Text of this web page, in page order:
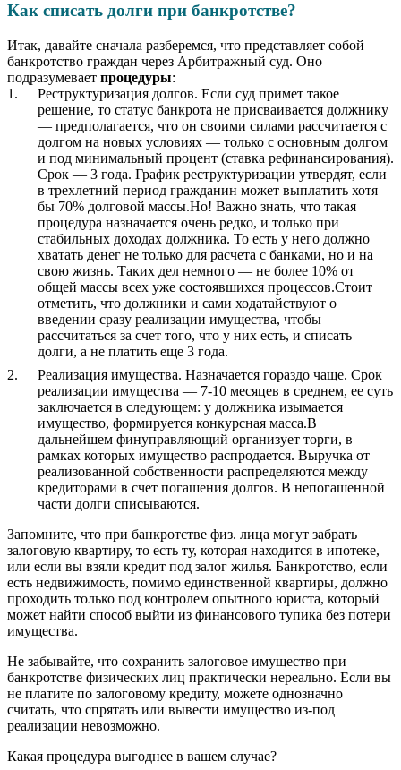
Как списать долги при банкротстве?
Итак, давайте сначала разберемся, что представляет собой
банкротство граждан через Арбитражный суд. Оно
подразумевает процедуры:
Реструктуризация долгов. Если суд примет такое
решение, то статус банкрота не присваивается должнику
— предполагается, что он своими силами рассчитается с
долгом на новых условиях — только с основным долгом
и под минимальный процент (ставка рефинансирования).
Срок — 3 года. График реструктуризации утвердят, если
в трехлетний период гражданин может выплатить хотя
бы 70% долговой массы.Но! Важно знать, что такая
процедура назначается очень редко, и только при
стабильных доходах должника. То есть у него должно
хватать денег не только для расчета с банками, но и на
свою жизнь. Таких дел немного — не более 10% от
общей массы всех уже состоявшихся процессов.Стоит
отметить, что должники и сами ходатайствуют о
введении сразу реализации имущества, чтобы
рассчитаться за счет того, что у них есть, и списать
долги, а не платить еще 3 года.
Реализация имущества. Назначается гораздо чаще. Срок
реализации имущества — 7-10 месяцев в среднем, ее суть
заключается в следующем: у должника изымается
имущество, формируется конкурсная масса.В
дальнейшем финуправляющий организует торги, в
рамках которых имущество распродается. Выручка от
реализованной собственности распределяются между
кредиторами в счет погашения долгов. В непогашенной
части долги списываются.
Запомните, что при банкротстве физ. лица могут забрать
залоговую квартиру, то есть ту, которая находится в ипотеке,
или если вы взяли кредит под залог жилья. Банкротство, если
есть недвижимость, помимо единственной квартиры, должно
проходить только под контролем опытного юриста, который
может найти способ выйти из финансового тупика без потери
имущества.
Не забывайте, что сохранить залоговое имущество при
банкротстве физических лиц практически нереально. Если вы
не платите по залоговому кредиту, можете однозначно
считать, что спрятать или вывести имущество из-под
реализации невозможно.
Какая процедура выгоднее в вашем случае?